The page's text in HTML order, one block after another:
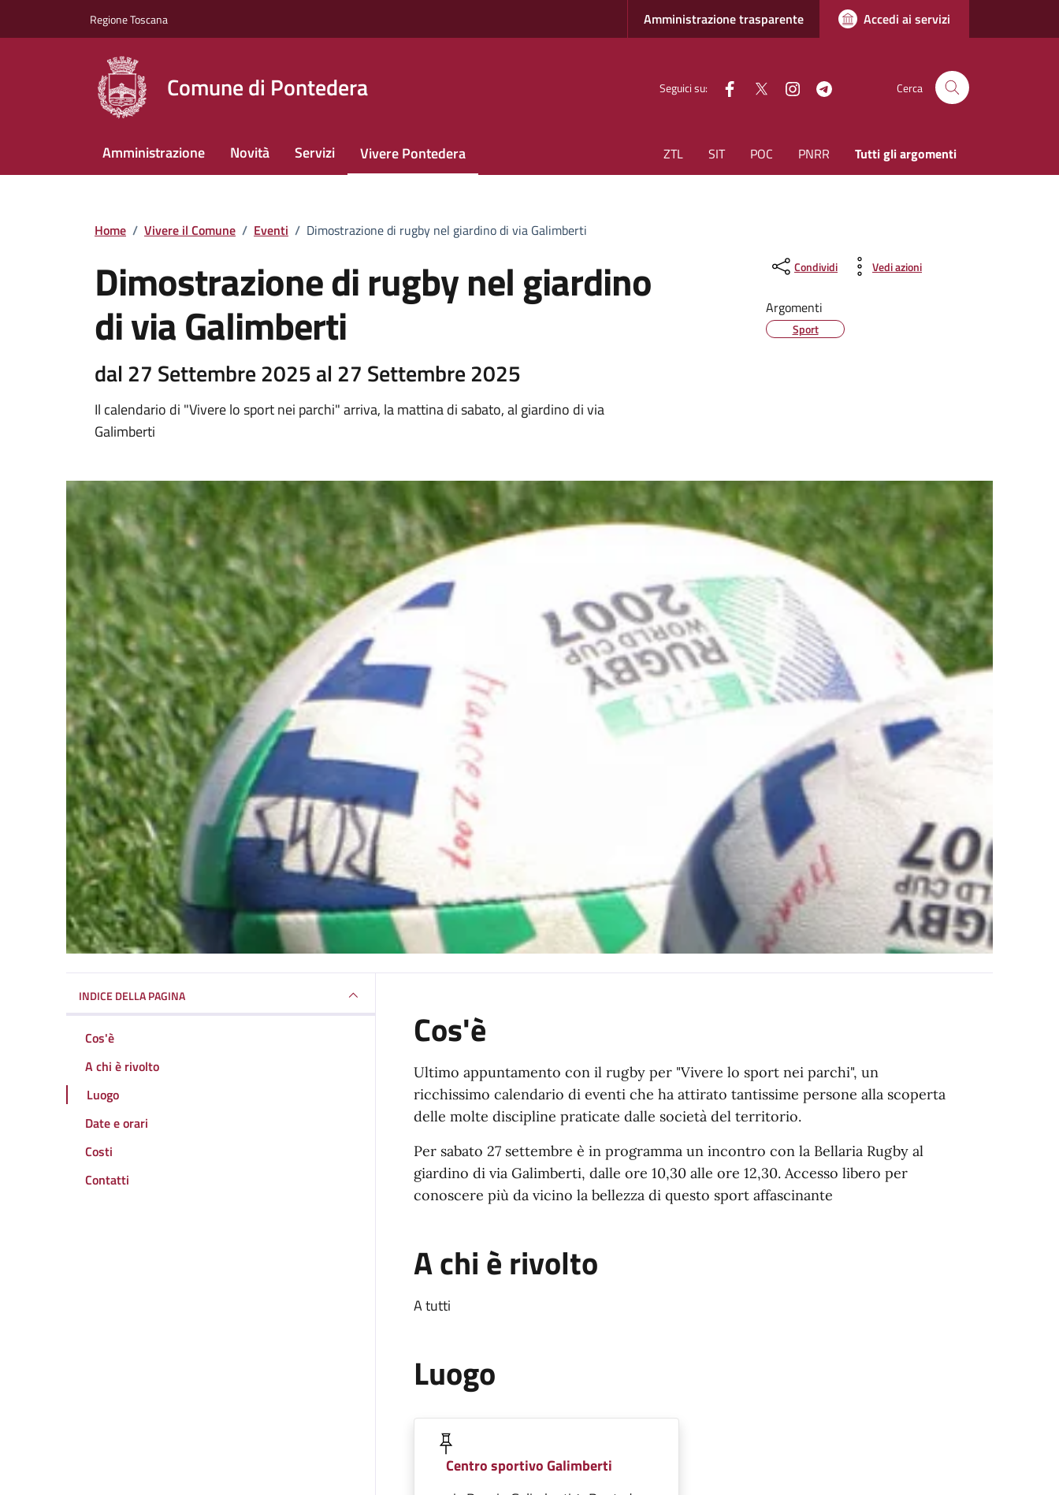
Regione Toscana Amministrazione trasparente Accedi ai servizi
Comune di Pontedera Seguici su: facebook
Twitter instagram Cerca
Amministrazione Novità Servizi Vivere Pontedera ZTL SIT POC PNRR Tutti gli argomenti
Home / Vivere il Comune / Eventi / Dimostrazione di rugby nel giardino di via Galimberti
Dimostrazione di rugby nel giardino
di via Galimberti
dal 27 Settembre 2025 al 27 Settembre 2025
Il calendario di "Vivere lo sport nei parchi" arriva, la mattina di sabato, al giardino di via
Galimberti
Condividi Vedi azioni
Argomenti
Sport
INDICE DELLA PAGINA
Cos'è
A chi è rivolto
Luogo
Date e orari
Costi
Contatti
Cos'è
Ultimo appuntamento con il rugby per "Vivere lo sport nei parchi", un
ricchissimo calendario di eventi che ha attirato tantissime persone alla scoperta
delle molte discipline praticate dalle società del territorio.
Per sabato 27 settembre è in programma un incontro con la Bellaria Rugby al
giardino di via Galimberti, dalle ore 10,30 alle ore 12,30. Accesso libero per
conoscere più da vicino la bellezza di questo sport affascinante
A chi è rivolto
A tutti
Luogo
Centro sportivo Galimberti